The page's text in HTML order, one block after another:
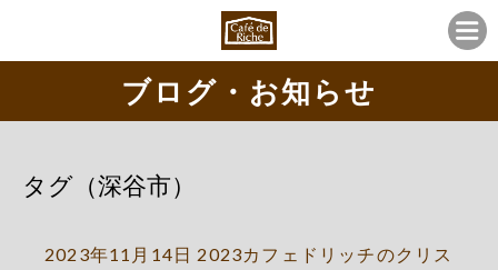
ブログ・お知らせ
タグ（深谷市）
2023年11月14日 2023カフェドリッチのクリス